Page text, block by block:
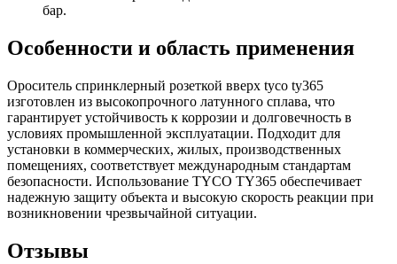
бар.
Особенности и область применения
Ороситель спринклерный розеткой вверх tyco ty365
изготовлен из высокопрочного латунного сплава, что
гарантирует устойчивость к коррозии и долговечность в
условиях промышленной эксплуатации. Подходит для
установки в коммерческих, жилых, производственных
помещениях, соответствует международным стандартам
безопасности. Использование TYCO TY365 обеспечивает
надежную защиту объекта и высокую скорость реакции при
возникновении чрезвычайной ситуации.
Отзывы